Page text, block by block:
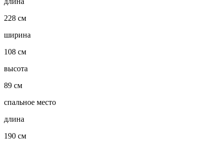
228 см
ширина
108 см
высота
89 см
спальное место
длина
190 см